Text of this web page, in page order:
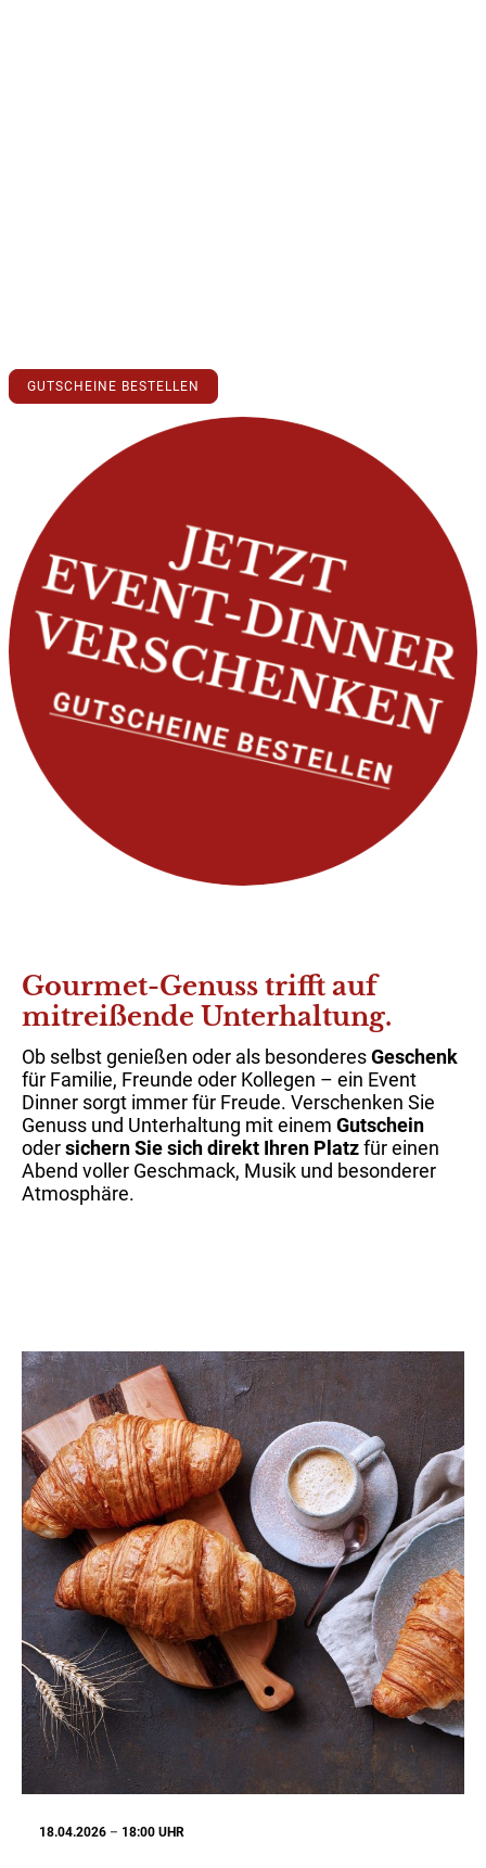
GUTSCHEINE BESTELLEN
Gourmet-Genuss trifft auf
mitreißende Unterhaltung.
Ob selbst genießen oder als besonderesGeschenk
für Familie, Freunde oder Kollegen – ein Event
Dinner sorgt immer für Freude. Verschenken Sie
Genuss und Unterhaltung mit einem Gutschein
odersichern Sie sich direkt Ihren Platzfür einen
Abend voller Geschmack, Musik und besonderer
Atmosphäre.
18.04.2026 – 18:00 UHR